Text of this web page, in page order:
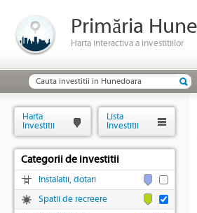
Primăria
Harta interactiva a investitiilor
Harta
Investitii
Lista
Investitii
Categorii de investitii
Instalatii, dotari
Spatii de recreere